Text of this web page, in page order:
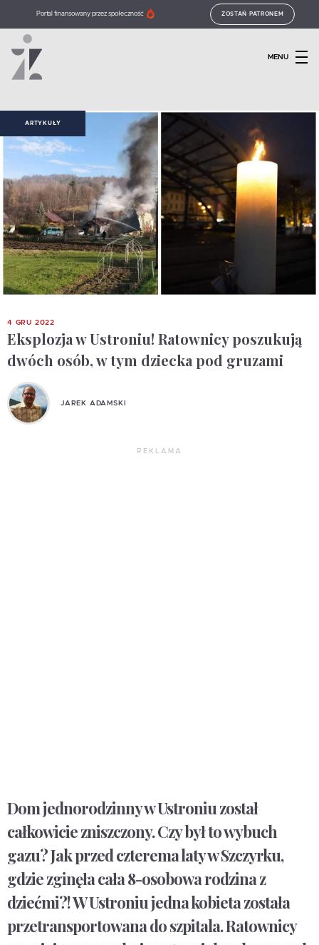
Portal finansowany przez społeczność ZOSTAŃ PATRONEM
MENU
ARTYKUŁY
4 GRU 2022
Eksplozja w Ustroniu! Ratownicy poszukują
dwóch osób, w tym dziecka pod gruzami
JAREK ADAMSKI
REKLAMA
Dom jednorodzinny w Ustroniu został
całkowicie zniszczony. Czy był to wybuch
gazu? Jak przed czterema laty w Szczyrku,
gdzie zginęła cała 8-osobowa rodzina z
dziećmi?! W Ustroniu jedna kobieta została
przetransportowana do szpitala. Ratownicy